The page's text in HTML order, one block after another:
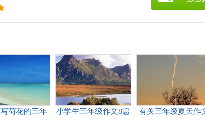
荷花的三年
小学生三年级作文8篇
有关三年级夏天作